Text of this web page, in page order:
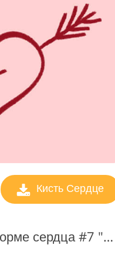
Кисть Сердце
Кисть для фотошопа в форме сердца #7 "Soulmates"